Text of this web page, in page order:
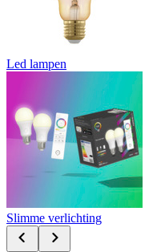
Led lampen
Slimme verlichting